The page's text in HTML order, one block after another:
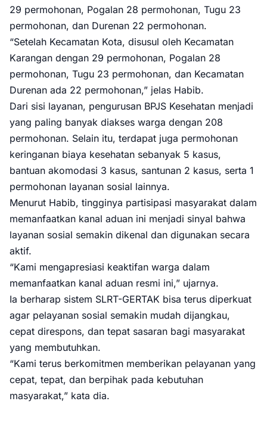
29 permohonan, Pogalan 28 permohonan, Tugu 23
permohonan, dan Durenan 22 permohonan.
“Setelah Kecamatan Kota, disusul oleh Kecamatan
Karangan dengan 29 permohonan, Pogalan 28
permohonan, Tugu 23 permohonan, dan Kecamatan
Durenan ada 22 permohonan,” jelas Habib.
Dari sisi layanan, pengurusan BPJS Kesehatan menjadi
yang paling banyak diakses warga dengan 208
permohonan. Selain itu, terdapat juga permohonan
keringanan biaya kesehatan sebanyak 5 kasus,
bantuan akomodasi 3 kasus, santunan 2 kasus, serta 1
permohonan layanan sosial lainnya.
Menurut Habib, tingginya partisipasi masyarakat dalam
memanfaatkan kanal aduan ini menjadi sinyal bahwa
layanan sosial semakin dikenal dan digunakan secara
aktif.
“Kami mengapresiasi keaktifan warga dalam
memanfaatkan kanal aduan resmi ini,” ujarnya.
Ia berharap sistem SLRT-GERTAK bisa terus diperkuat
agar pelayanan sosial semakin mudah dijangkau,
cepat direspons, dan tepat sasaran bagi masyarakat
yang membutuhkan.
“Kami terus berkomitmen memberikan pelayanan yang
cepat, tepat, dan berpihak pada kebutuhan
masyarakat,” kata dia.